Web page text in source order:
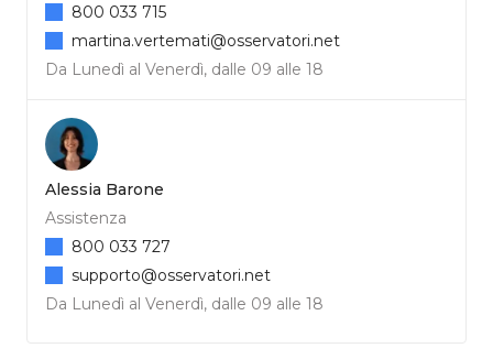
Da Lunedì al Venerdì, dalle 09 alle 18
800 033 715
martina.vertemati@osservatori.net
Alessia Barone
Assistenza
Da Lunedì al Venerdì, dalle 09 alle 18
800 033 727
supporto@osservatori.net